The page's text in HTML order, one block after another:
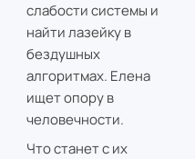
слабости системы и
найти лазейку в
бездушных
алгоритмах. Елена
ищет опору в
человечности.
Что станет с их